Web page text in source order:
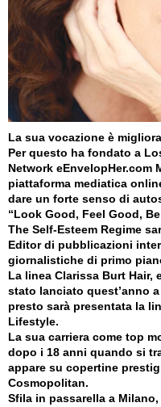
La sua vocazione è
Per questo ha fondato a
Network eEnvelopHer.com
piattaforma mediatica
dare un forte senso di
“Look Good, Feel Good,
The Self-Esteem Regime
Editor di pubblicazioni
giornalistiche di primo
La linea Clarissa Burt
stato lanciato quest’anno
presto sarà presentata la
Lifestyle.
La sua carriera come top
dopo i 18 anni quando si
appare su copertine
Cosmopolitan.
Sfila in passarella a Milano,